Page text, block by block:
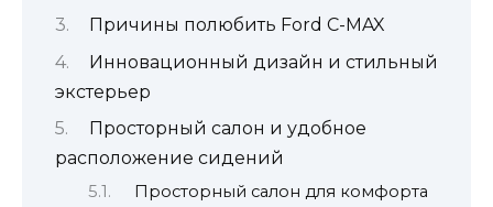
Причины полюбить Ford C-MAX
Инновационный дизайн и стильный
экстерьер
Просторный салон и удобное
расположение сидений
Просторный салон для комфорта